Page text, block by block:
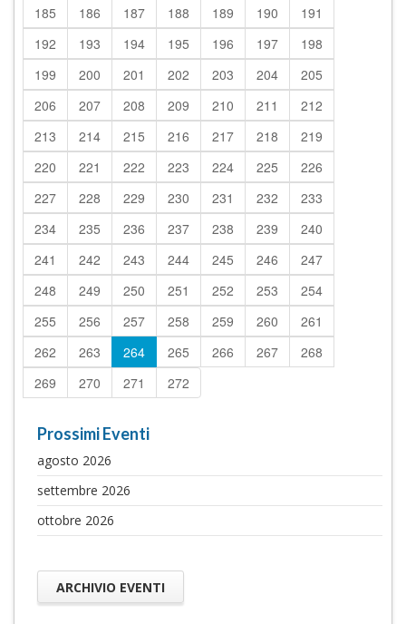
185
186 187 188 189 190
191
192
193 194 195 196 197
198
199
200 201 202 203 204
205
206
207 208 209 210 211
212
213
214 215 216 217 218
219
220
221 222 223 224 225
226
227
228 229 230 231 232
233
234
235 236 237 238 239
240
241
242 243 244 245 246
247
248
249 250 251 252 253
254
255
256 257 258 259 260
261
262
263 264 265 266 267
268
269
270 271 272
Prossimi Eventi
agosto 2026
settembre 2026
ottobre 2026
ARCHIVIO EVENTI